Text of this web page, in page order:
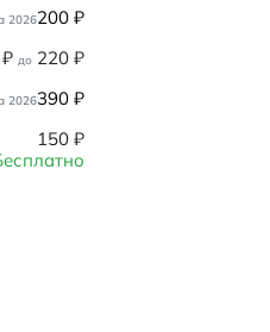
2026200 ₽
₽ до 220 ₽
2026390 ₽
150 ₽